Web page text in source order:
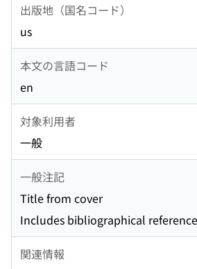
出版地（国名コード）
us
本文の言語コード
en
対象利用者
一般
一般注記
Title from cover
Includes bibliographical
関連情報